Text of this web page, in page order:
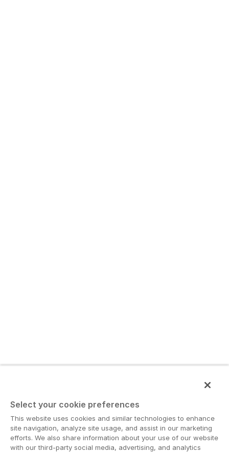
Select your cookie preferences
This website uses cookies and similar technologies to enhance
site navigation, analyze site usage, and assist in our marketing
efforts. We also share information about your use of our website
with our third-party social media, advertising, and analytics